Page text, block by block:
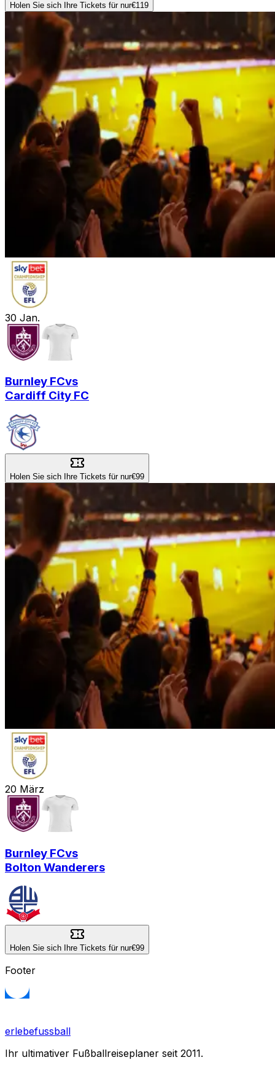
Holen Sie sich Ihre Tickets für nur€119
30 Jan.
Burnley FCvs
Cardiff City FC
Holen Sie sich Ihre Tickets für nur€99
20 März
Burnley FCvs
Bolton Wanderers
Holen Sie sich Ihre Tickets für nur€99
Footer
erlebefussball
Ihr ultimativer Fußballreiseplaner seit 2011.